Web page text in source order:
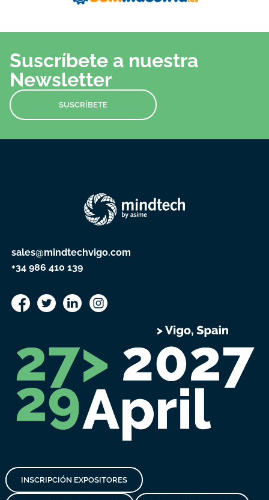
Suscríbete a nuestra
Newsletter
SUSCRÍBETE
sales@mindtechvigo.com
+34 986 410 139
INSCRIPCIÓN EXPOSITORES